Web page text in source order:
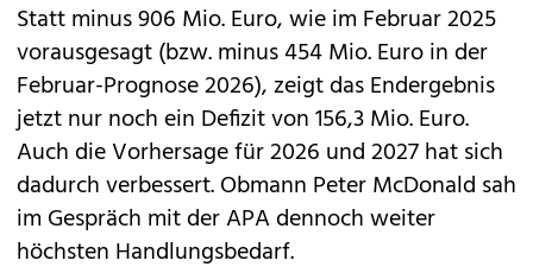
Statt minus 906 Mio. Euro, wie im Februar 2025
vorausgesagt (bzw. minus 454 Mio. Euro in der
Februar-Prognose 2026), zeigt das Endergebnis
jetzt nur noch ein Defizit von 156,3 Mio. Euro.
Auch die Vorhersage für 2026 und 2027 hat sich
dadurch verbessert. Obmann Peter McDonald sah
im Gespräch mit der APA dennoch weiter
höchsten Handlungsbedarf.